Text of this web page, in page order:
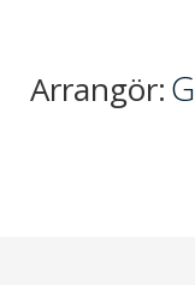
Arrangör: